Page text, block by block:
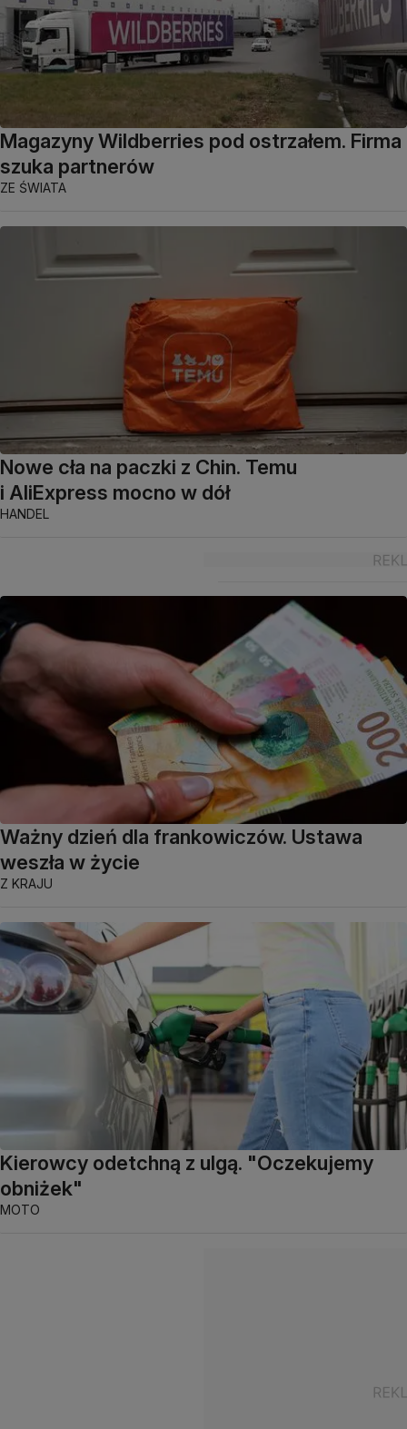
Magazyny Wildberries pod ostrzałem. Firma
szuka partnerów
ZE ŚWIATA
Nowe cła na paczki z Chin. Temu
i AliExpress mocno w dół
HANDEL
Ważny dzień dla frankowiczów. Ustawa
weszła w życie
Z KRAJU
Kierowcy odetchną z ulgą. "Oczekujemy
obniżek"
MOTO